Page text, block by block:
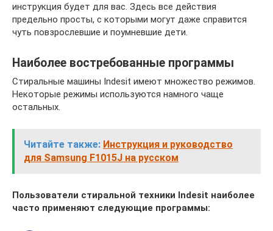
инструкция будет для вас. Здесь все действия
предельно просты, с которыми могут даже справится
чуть повзрослевшие и поумневшие дети.
Наиболее востребованные программы
Стиральные машины Indesit имеют множество режимов.
Некоторые режимы используются намного чаще
остальных.
Читайте также: Инструкция и руководство
для Samsung F1015J на русском
Пользователи стиральной техники Indesit наиболее
часто применяют следующие программы: